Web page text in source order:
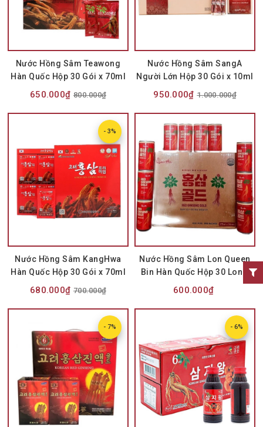
Nước Hồng Sâm Teawong
Hàn Quốc Hộp 30 Gói x 70ml
650.000₫ 800.000₫
Nước Hồng Sâm SangA
Người Lớn Hộp 30 Gói x 10ml
950.000₫ 1.000.000₫
- 3%
Nước Hồng Sâm KangHwa
Hàn Quốc Hộp 30 Gói x 70ml
680.000₫ 700.000₫
Nước Hồng Sâm Lon Queen
Bin Hàn Quốc Hộp 30 Lon x
175ml
600.000₫
- 7% - 6%